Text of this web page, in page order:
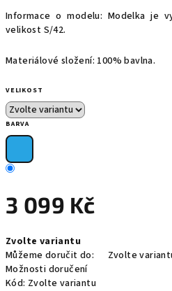
Informace o modelu: Modelka je
velikost S/42.
Materiálové složení: 100% bavlna.
VELIKOST
BARVA
3 099 Kč
cena:
Zvolte variantu
Můžeme doručit do:
Zvolte
Možnosti doručení
Kód: Zvolte variantu